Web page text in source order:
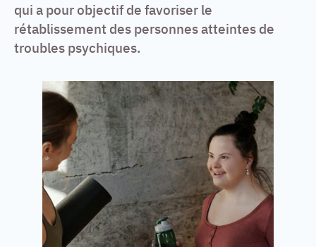
qui a pour objectif de favoriser le
rétablissement des personnes atteintes de
troubles psychiques.